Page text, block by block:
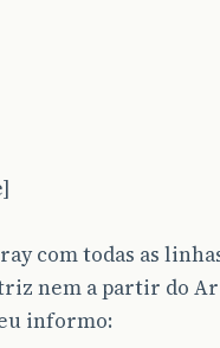
com todas as
nem a partir do
informo: